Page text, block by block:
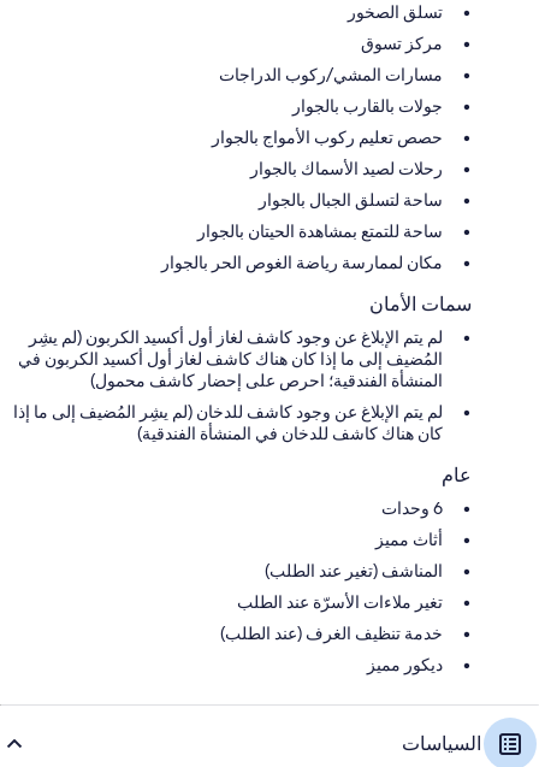
تسلق الصخور
مركز تسوق
مسارات المشي/ركوب الدراجات
جولات بالقارب بالجوار
حصص تعليم ركوب الأمواج بالجوار
رحلات لصيد الأسماك بالجوار
ساحة لتسلق الجبال بالجوار
ساحة للتمتع بمشاهدة الحيتان بالجوار
مكان لممارسة رياضة الغوص الحر بالجوار
سمات الأمان
لم يتم الإبلاغ عن وجود كاشف لغاز أول أكسيد الكربون (لم يشِر
المُضيف إلى ما إذا كان هناك كاشف لغاز أول أكسيد الكربون في
المنشأة الفندقية؛ احرص على إحضار كاشف محمول)
لم يتم الإبلاغ عن وجود كاشف للدخان (لم يشِر المُضيف إلى ما إذا
كان هناك كاشف للدخان في المنشأة الفندقية)
عام
6 وحدات
أثاث مميز
المناشف (تغير عند الطلب)
تغير ملاءات الأسرّة عند الطلب
خدمة تنظيف الغرف (عند الطلب)
ديكور مميز
السياسات